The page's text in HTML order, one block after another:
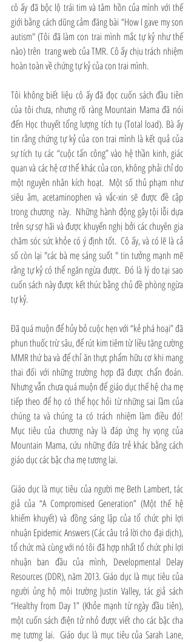
cô ấy đã bộc lộ trái tim và tâm hồn của mình với thế
giới bằng cách dũng cảm đăng bài “How I gave my son
autism" (Tôi đã làm con trai mình mắc tự kỷ như thế
nào) trên  trang web của TMR. Cô ấy chịu trách nhiệm
hoàn toàn về chứng tự kỷ của con trai mình.
Tôi không biết liệu cô ấy đã đọc cuốn sách đầu tiên
của tôi chưa, nhưng rõ ràng Mountain Mama đã nói
đến Học thuyết tổng lượng tích tụ (Total load). Bà ấy
tin rằng chứng tự kỷ của con trai mình là kết quả của
sự tích tụ các “cuộc tấn công” vào hệ thần kinh, giác
quan và các hệ cơ thể khác của con, không phải chỉ do
một nguyên nhân kích hoạt.  Một số thủ phạm như
siêu âm, acetaminophen và vắc-xin sẽ được đề cập
trong chương  này.  Những hành động gây tội lỗi dựa
trên sự sợ hãi và được khuyến nghị bởi các chuyên gia
chăm sóc sức khỏe có ý định tốt.  Cô ấy, và có lẽ là cả
số còn lại "các bà mẹ sáng suốt " tin tưởng mạnh mẽ
rằng tự kỷ có thể ngăn ngừa được.  Đó là lý do tại sao
cuốn sách này được kết thúc bằng chủ đề phòng ngừa
tự kỷ.
Đã quá muộn để hủy bỏ cuộc hẹn với “kẻ phá hoại” đã
phun thuốc trừ sâu, để rút kim tiêm từ liều tăng cường
MMR thứ ba và để chỉ ăn thực phẩm hữu cơ khi mang
thai đối với những trường hợp đã được chẩn đoán.
Nhưng vẫn chưa quá muộn để giáo dục thế hệ cha mẹ
tiếp theo để họ có thể học hỏi từ những sai lầm của
chúng ta và chúng ta có trách nhiệm làm điều đó!
Mục tiêu của chương này là đáp ứng hy vọng của
Mountain Mama, cứu những đứa trẻ khác bằng cách
giáo dục các bậc cha mẹ tương lai.
Giáo dục là mục tiêu của người mẹ Beth Lambert, tác
giả của “A Compromised Generation” (Một thế hệ
khiếm khuyết) và đồng sáng lập của tổ chức phi lợi
nhuận Epidemic Answers (Các câu trả lời cho đại dịch),
tổ chức mà cùng với nó tôi đã hợp nhất tổ chức phi lợi
nhuận ban đầu của mình, Developmental Delay
Resources (DDR), năm 2013. Giáo dục là mục tiêu của
người ủng hộ môi trường Justin Valley, tác giả sách
“Healthy from Day 1” (Khỏe mạnh từ ngày đầu tiên),
một cuốn sách điện tử nhỏ được viết cho các bậc cha
mẹ tương lai.  Giáo dục là mục tiêu của Sarah Lane,